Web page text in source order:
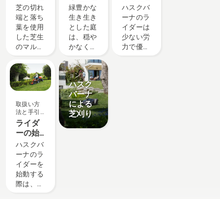
きます。
による
マルチ
ングの
方法
芝の切れ
端と落ち
葉を使用
した芝生
のマルチ
時間も費
用も節約
できま
では、こ
うしたマ
ルチング
を行う際
に最も役
立つヒン
トをご紹
介しま
す。
取扱い方
法と手引
き
ライダ
ーの始
動方法
ハスクバ
ーナのラ
イダーを
始動する
際は、以
て生き生
きと保つ
にはどう
したらい
いのでし
れは可能
なのでし
ょうか？
私たち
は、その
答えを得
るため
を修復
して、
芝生を
よみが
えらせ
緑豊かな
生き生き
とした庭
は、穏や
かなくつ
所、また
は家族や
友人とア
クティビ
ティを楽
しむ場所
として最
ノベーシ
ョン
ハスク
バーナ
による
芝刈り
けや取り
外しを行
う前に、
このビデ
オを見て
芝刈機
を購入
する際
に考慮
するべ
ハスクバ
ーナのラ
イダーは
少ない労
力で優れ